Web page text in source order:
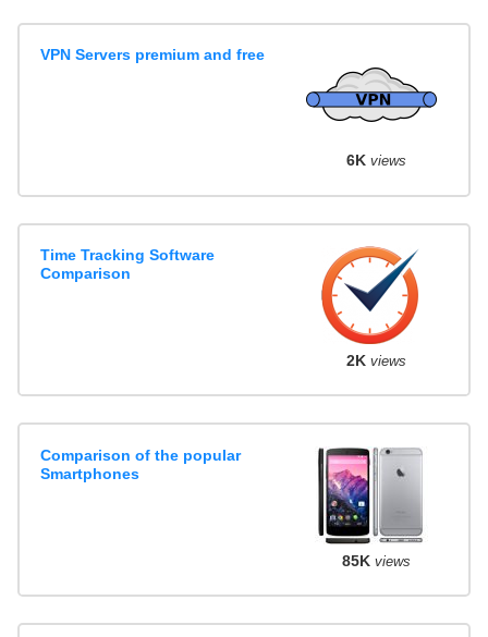
VPN Servers premium and free
6K views
Time Tracking Software
Comparison
2K views
Comparison of the popular
Smartphones
85K views